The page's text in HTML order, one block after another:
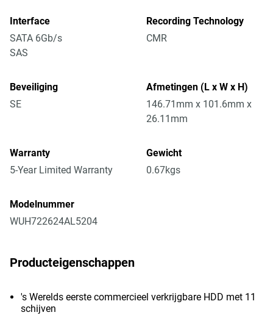
Interface
SATA 6Gb/s
SAS
Recording Technology
CMR
Beveiliging
SE
Afmetingen (L x W x H)
146.71mm x 101.6mm x
26.11mm
Warranty
5-Year Limited Warranty
Gewicht
0.67kgs
Modelnummer
WUH722624AL5204
Producteigenschappen
's Werelds eerste commercieel verkrijgbare HDD met 11
schijven